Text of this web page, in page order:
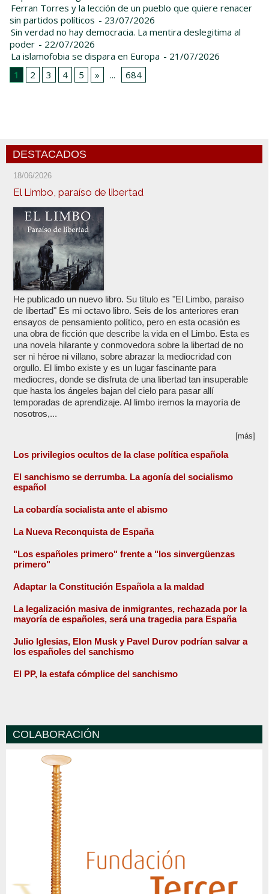
Ferran Torres y la lección de un pueblo que quiere renacer
sin partidos políticos - 23/07/2026
Sin verdad no hay democracia. La mentira deslegitima al
poder - 22/07/2026
La islamofobia se dispara en Europa - 21/07/2026
1
2 3 4 5 » ... 684
DESTACADOS
18/06/2026
El Limbo, paraíso de libertad
He publicado un nuevo libro. Su título es "El Limbo, paraíso
de libertad" Es mi octavo libro. Seis de los anteriores eran
ensayos de pensamiento político, pero en esta ocasión es
una obra de ficción que describe la vida en el Limbo. Esta es
una novela hilarante y conmovedora sobre la libertad de no
ser ni héroe ni villano, sobre abrazar la mediocridad con
orgullo. El limbo existe y es un lugar fascinante para
mediocres, donde se disfruta de una libertad tan insuperable
que hasta los ángeles bajan del cielo para pasar allí
temporadas de aprendizaje. Al limbo iremos la mayoría de
nosotros,...
[más]
Los privilegios ocultos de la clase política española
El sanchismo se derrumba. La agonía del socialismo
español
La cobardía socialista ante el abismo
La Nueva Reconquista de España
"Los españoles primero" frente a "los sinvergüenzas
primero"
Adaptar la Constitución Española a la maldad
La legalización masiva de inmigrantes, rechazada por la
mayoría de españoles, será una tragedia para España
Julio Iglesias, Elon Musk y Pavel Durov podrían salvar a
los españoles del sanchismo
El PP, la estafa cómplice del sanchismo
COLABORACIÓN